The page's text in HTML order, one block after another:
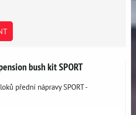
bush kit SPORT
přední nápravy SPORT -